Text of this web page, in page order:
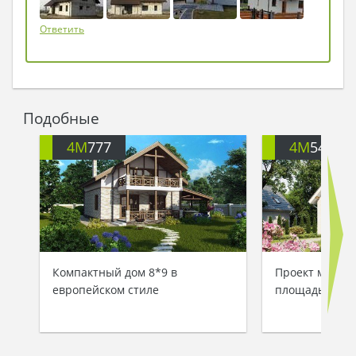
напутствовала мудрая Фея и исчезла, оставив
переполненную радостью Золушку возле
Ответить
Подобные
4M777
Компактный дом 8*9 в
европейском стиле
4M540
Проект
площадью